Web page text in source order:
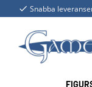
Snabba